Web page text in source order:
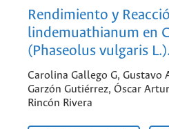
Rendimiento y
lindemuathianum en
(Phaseolus vulgaris L.).
Carolina Gallego G,
Garzón Gutiérrez, Óscar
Rincón Rivera